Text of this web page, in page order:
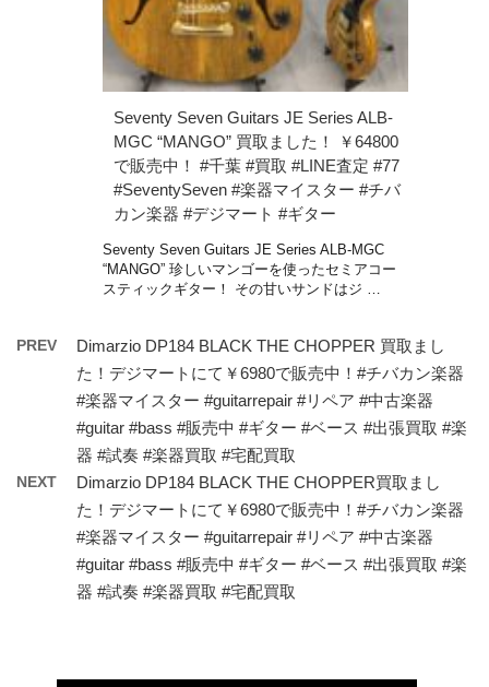
Seventy Seven Guitars JE Series ALB-
MGC “MANGO” 買取ました！ ￥64800
で販売中！ #千葉 #買取 #LINE査定 #77
#SeventySeven #楽器マイスター #チバ
カン楽器 #デジマート #ギター
Seventy Seven Guitars JE Series ALB-MGC
“MANGO” 珍しいマンゴーを使ったセミアコー
スティックギター！ その甘いサンドはジ …
PREV
Dimarzio DP184 BLACK THE CHOPPER 買取まし
た！デジマートにて￥6980で販売中！#チバカン楽器
#楽器マイスター #guitarrepair #リペア #中古楽器
#guitar #bass #販売中 #ギター #ベース #出張買取 #楽
器 #試奏 #楽器買取 #宅配買取
NEXT
Dimarzio DP184 BLACK THE CHOPPER買取まし
た！デジマートにて￥6980で販売中！#チバカン楽器
#楽器マイスター #guitarrepair #リペア #中古楽器
#guitar #bass #販売中 #ギター #ベース #出張買取 #楽
器 #試奏 #楽器買取 #宅配買取